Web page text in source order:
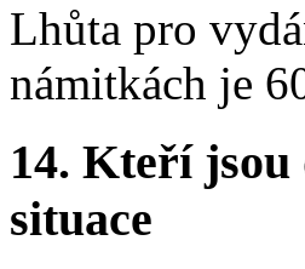
Lhůta pro
námitkách je
14. Kteří jsou
situace